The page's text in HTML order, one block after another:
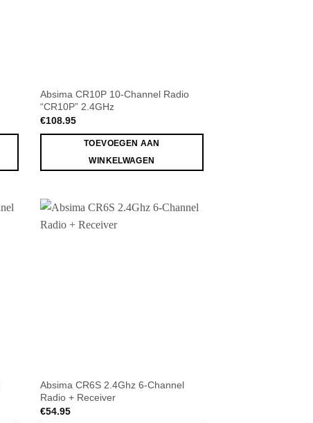
Absima CR10P 10-Channel Radio
“CR10P” 2.4GHz
€108.95
TOEVOEGEN AAN
WINKELWAGEN
Absima CR6S 2.4Ghz 6-Channel
Radio + Receiver
€54.95